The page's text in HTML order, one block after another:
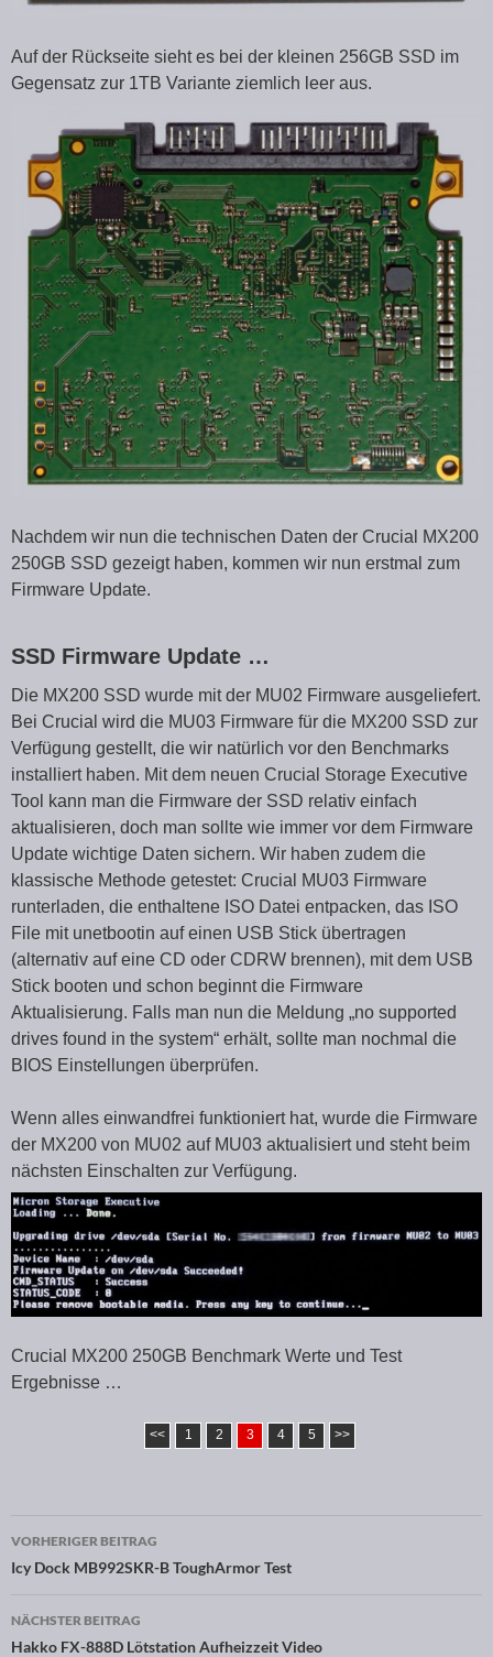
Auf der Rückseite sieht es bei der kleinen 256GB SSD im
Gegensatz zur 1TB Variante ziemlich leer aus.
Nachdem wir nun die technischen Daten der Crucial MX200
250GB SSD gezeigt haben, kommen wir nun erstmal zum
Firmware Update.
SSD Firmware Update …
Die MX200 SSD wurde mit der MU02 Firmware ausgeliefert.
Bei Crucial wird die MU03 Firmware für die MX200 SSD zur
Verfügung gestellt, die wir natürlich vor den Benchmarks
installiert haben. Mit dem neuen Crucial Storage Executive
Tool kann man die Firmware der SSD relativ einfach
aktualisieren, doch man sollte wie immer vor dem Firmware
Update wichtige Daten sichern. Wir haben zudem die
klassische Methode getestet: Crucial MU03 Firmware
runterladen, die enthaltene ISO Datei entpacken, das ISO
File mit unetbootin auf einen USB Stick übertragen
(alternativ auf eine CD oder CDRW brennen), mit dem USB
Stick booten und schon beginnt die Firmware
Aktualisierung. Falls man nun die Meldung „no supported
drives found in the system“ erhält, sollte man nochmal die
BIOS Einstellungen überprüfen.
Wenn alles einwandfrei funktioniert hat, wurde die Firmware
der MX200 von MU02 auf MU03 aktualisiert und steht beim
nächsten Einschalten zur Verfügung.
Crucial MX200 250GB Benchmark Werte und Test
Ergebnisse …
<< 1 2 3 4 5 >>
Beitragsnavigation
VORHERIGER BEITRAG
Icy Dock MB992SKR-B ToughArmor Test
NÄCHSTER BEITRAG
Hakko FX-888D Lötstation Aufheizzeit Video